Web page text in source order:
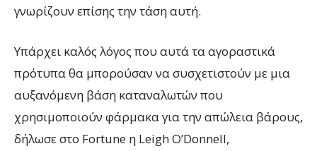
γνωρίζουν επίσης την τάση αυτή.
Υπάρχει καλός λόγος που αυτά τα αγοραστικά
πρότυπα θα μπορούσαν να συσχετιστούν με μια
αυξανόμενη βάση καταναλωτών που
χρησιμοποιούν φάρμακα για την απώλεια βάρους,
δήλωσε στο Fortune η Leigh O’Donnell,